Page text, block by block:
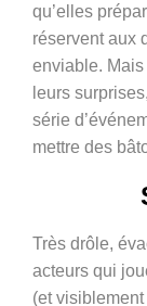
qu’elles
réservent aux
enviable.
leurs
série
mettre des
Très drôle,
acteurs qui
(et